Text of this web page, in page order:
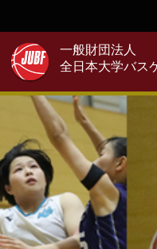
一般財団法人
全日本大学バス